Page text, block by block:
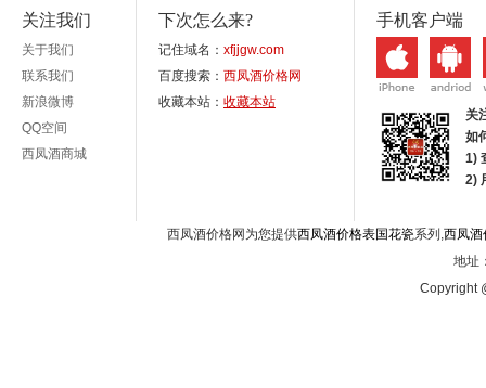
关注我们
关于我们
联系我们
新浪微博
QQ空间
西凤酒商城
下次怎么来?
记住域名： xfjjgw.com
百度搜索： 西凤酒价格网
收藏本站： 收藏本站
手机客户端
关
如
1)
2)
西凤酒价格网为您提供西凤酒价格表国花瓷系列,西凤酒
地址
Copyright